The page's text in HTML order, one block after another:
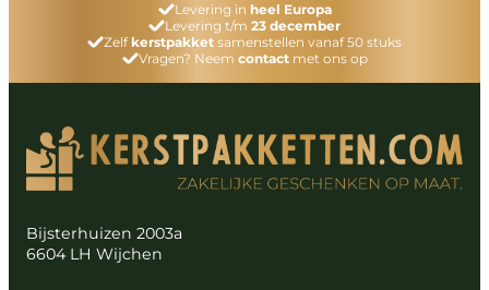
Levering in heel Europa
Levering t/m 23 december
Zelf kerstpakket samenstellen vanaf 50 stuks
Vragen? Neem contactmet ons op
Bijsterhuizen 2003a
6604 LH Wijchen